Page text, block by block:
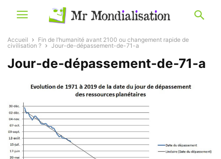
Accueil
Fin de l’humanité avant 2100 ou changement rapide de
civilisation ?
Jour-de-dépassement-de-71-a
Jour-de-dépassement-de-71-a